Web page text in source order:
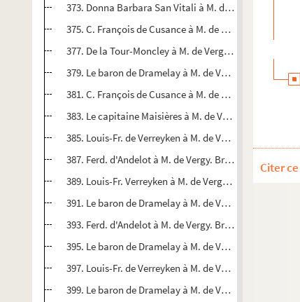
373. Donna Barbara San Vitali à M. de Vergy. Da
375. C. François de Cusance à M. de Vergy. Brecht, 7
377. De la Tour-Moncley à M. de Vergy. Brecht, 10
379. Le baron de Dramelay à M. de Vergy. Saint-
381. C. François de Cusance à M. de Vergy. Brecht, 13
383. Le capitaine Maisières à M. de Vergy. Du camp
385. Louis-Fr. de Verreyken à M. de Vergy. Bruxelles, 15
387. Ferd. d'Andelot à M. de Vergy. Bruxelles, 16 octobre
389. Louis-Fr. Verreyken à M. de Vergy. Bruxelles, 26
391. Le baron de Dramelay à M. de Vergy. Bruxelles, 27
393. Ferd. d'Andelot à M. de Vergy. Bruxelles, 29 octobre
395. Le baron de Dramelay à M. de Vergy. Bruxelles, 29
397. Louis-Fr. de Verreyken à M. de Vergy. Bruxelles, 29
399. Le baron de Dramelay à M. de Vergy. Bruxelles, 2
Citer